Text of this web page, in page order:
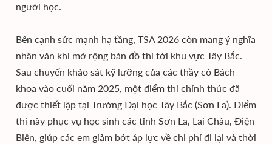
người học.
Bên cạnh sức mạnh hạ tầng, TSA 2026 còn mang ý nghĩa
nhân văn khi mở rộng bản đồ thi tới khu vực Tây Bắc.
Sau chuyến khảo sát kỹ lưỡng của các thầy cô Bách
khoa vào cuối năm 2025, một điểm thi chính thức đã
được thiết lập tại Trường Đại học Tây Bắc (Sơn La). Điểm
thi này phục vụ học sinh các tỉnh Sơn La, Lai Châu, Điện
Biên, giúp các em giảm bớt áp lực về chi phí đi lại và thời